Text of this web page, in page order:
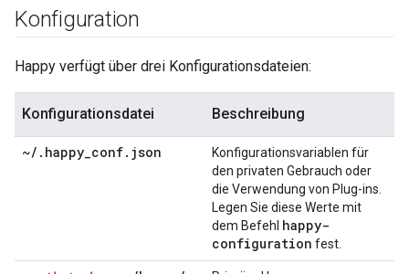
Konfiguration
Happy verfügt über drei Konfigurationsdateien:
Konfigurationsdatei Beschreibung
~/ . happy_conf. json
Konfigurationsvariablen für
den privaten Gebrauch oder
die Verwendung von Plug-ins.
Legen Sie diese Werte mit
dem Befehl happy-
configuration fest.